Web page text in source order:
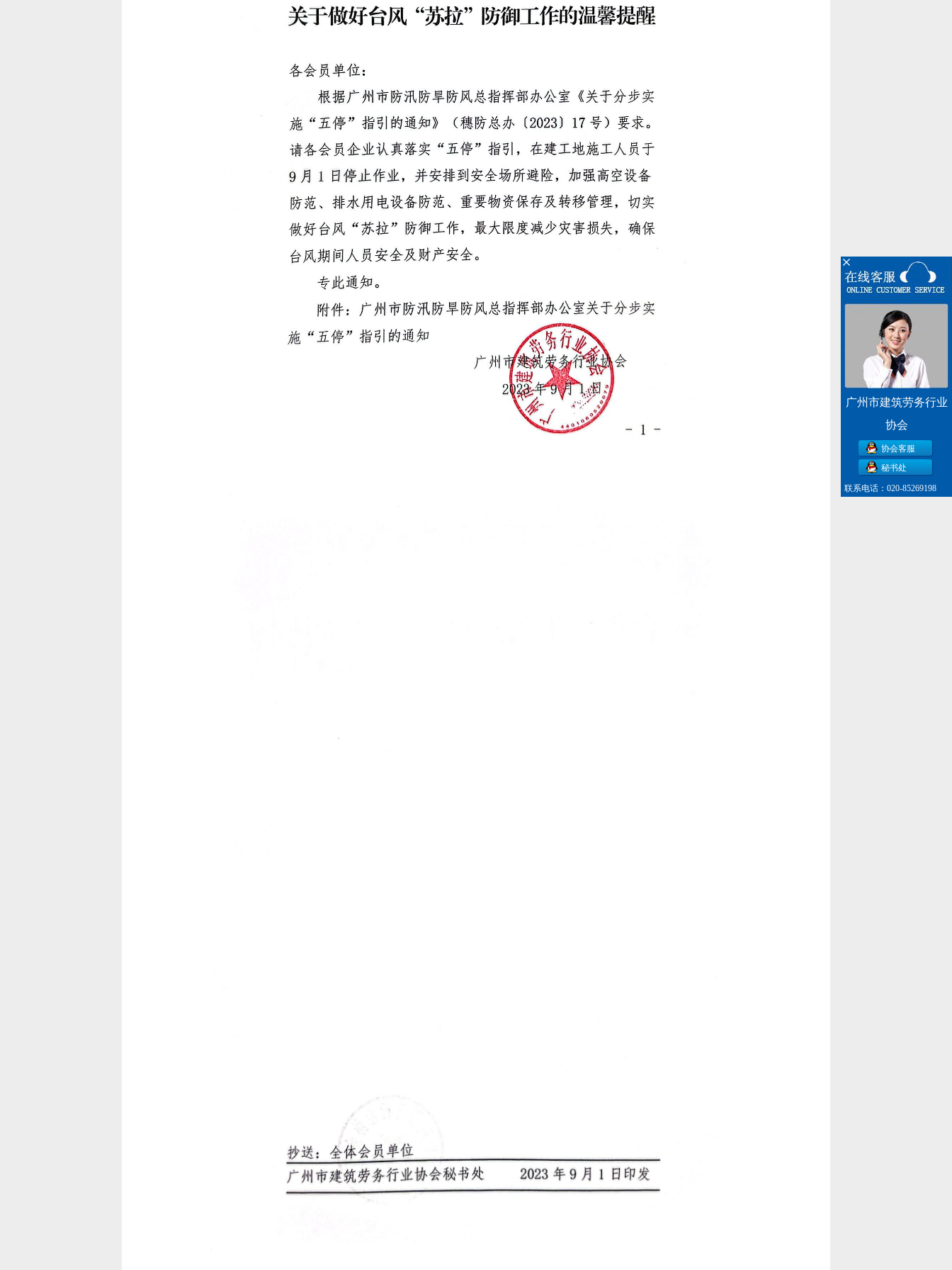
广州市建筑劳务行业
协会
协会客服
秘书处
联系电话：020-85269198